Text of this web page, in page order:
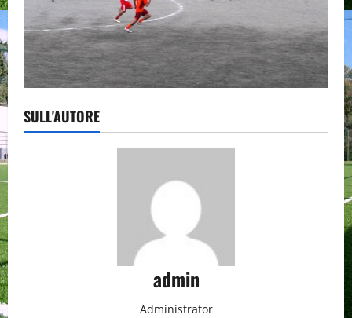
SULL'AUTORE
admin
Administrator